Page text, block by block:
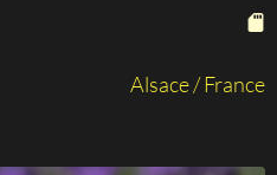
Alsace / France